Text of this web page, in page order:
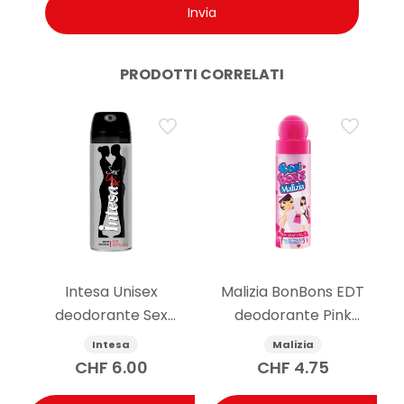
PRODOTTI CORRELATI
Intesa Unisex
deodorante Sex
Attraction 125ml
Intesa
CHF 6.00
Malizia BonBons EDT
deodorante Pink
Grapefruit 75 ml
Malizia
CHF 4.75